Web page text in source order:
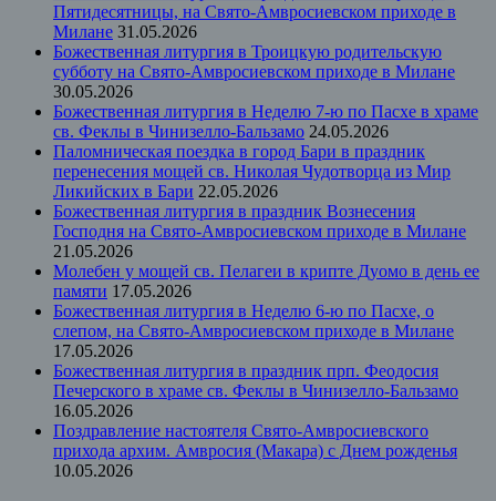
Пятидесятницы, на Свято-Амвросиевском приходе в
Милане 31.05.2026
Божественная литургия в Троицкую родительскую
субботу на Свято-Амвросиевском приходе в Милане
30.05.2026
Божественная литургия в Неделю 7-ю по Пасхе в храме
св. Феклы в Чинизелло-Бальзамо 24.05.2026
Паломническая поездка в город Бари в праздник
перенесения мощей св. Николая Чудотворца из Мир
Ликийских в Бари 22.05.2026
Божественная литургия в праздник Вознесения
Господня на Свято-Амвросиевском приходе в Милане
21.05.2026
Молебен у мощей св. Пелагеи в крипте Дуомо в день ее
памяти 17.05.2026
Божественная литургия в Неделю 6-ю по Пасхе, о
слепом, на Свято-Амвросиевском приходе в Милане
17.05.2026
Божественная литургия в праздник прп. Феодосия
Печерского в храме св. Феклы в Чинизелло-Бальзамо
16.05.2026
Поздравление настоятеля Свято-Амвросиевского
прихода архим. Амвросия (Макара) с Днем рожденья
10.05.2026